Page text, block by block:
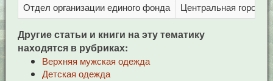
Отдел организации единого фонда Центральная
Другие статьи и книги на эту тематику
находятся в рубриках:
Верхняя мужская одежда
Детская одежда